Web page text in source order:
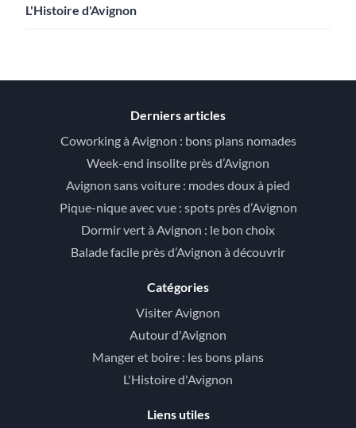
L'Histoire d'Avignon
Derniers articles
Coworking à Avignon : bons plans nomades
Week-end insolite près d’Avignon
Avignon sans voiture : modes doux à pied
Pique-nique avec vue : spots près d’Avignon
Dormir vert à Avignon : le bon choix
Balade facile près d’Avignon à découvrir
Catégories
Visiter Avignon
Autour d'Avignon
Manger et boire : les bons plans
L'Histoire d'Avignon
Liens utiles